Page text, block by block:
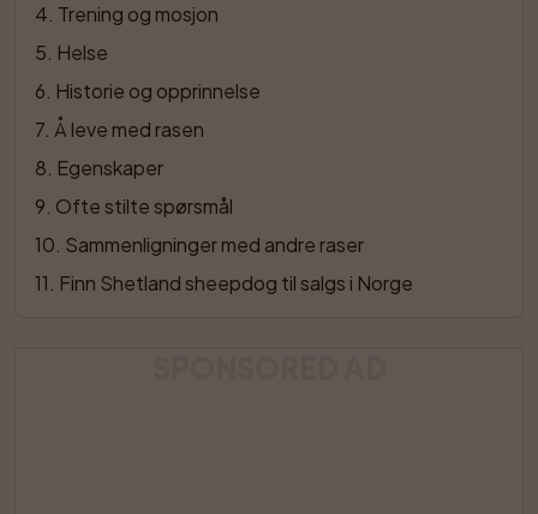
4 Trening og mosjon
5 Helse
6 Historie og opprinnelse
7 Å leve med rasen
8 Egenskaper
9 Ofte stilte spørsmål
10 Sammenligninger med andre raser
11 Finn Shetland sheepdog til salgs i Norge